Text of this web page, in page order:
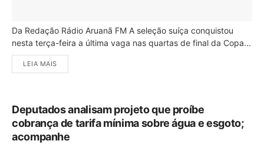
Da Redação Rádio Aruanã FM A seleção suíça conquistou
nesta terça-feira a última vaga nas quartas de final da Copa...
LEIA MAIS
Deputados analisam projeto que proíbe
cobrança de tarifa mínima sobre água e esgoto;
acompanhe